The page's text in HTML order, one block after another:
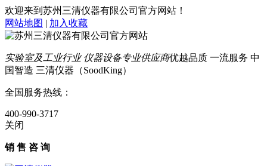
欢迎来到苏州三清仪器有限公司官方网站！
网站地图 | 加入收藏
实验室及工业行业 仪器设备专业供应商优越品质 一流服务 中
国智造 三清仪器（SoodKing）
全国服务热线：
400-990-3717
关闭
销 售 咨 询